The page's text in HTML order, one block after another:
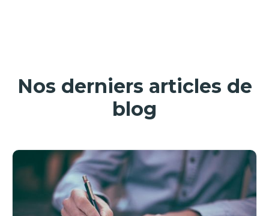
Nos derniers articles de
blog